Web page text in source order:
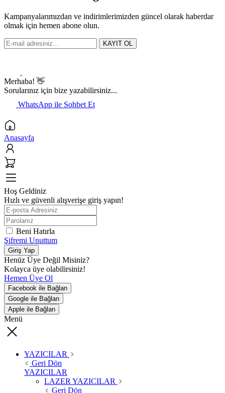
Kampanyalarımızdan ve indirimlerimizden güncel olarak haberdar
olmak için hemen abone olun.
KAYIT OL
Merhaba! 👋
Sorularınız için bize yazabilirsiniz...
WhatsApp ile Sohbet Et
Anasayfa
Hoş Geldiniz
Hızlı ve güvenli alışverişe giriş yapın!
Beni Hatırla
Şifremi Unuttum
Giriş Yap
Henüz Üye Değil Misiniz?
Kolayca üye olabilirsiniz!
Hemen Üye Ol
Facebook ile Bağlan
Google ile Bağlan
Apple ile Bağlan
Menü
YAZICILAR
Geri Dön
YAZICILAR
LAZER YAZICILAR
Geri Dön